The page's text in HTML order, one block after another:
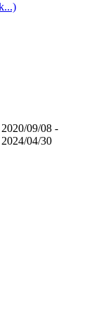
2020/09/08 -
2024/04/30